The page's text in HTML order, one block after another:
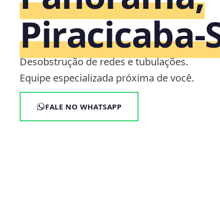
Desobstrução de redes e tubulações.
Equipe especializada próxima de você.
FALE NO WHATSAPP